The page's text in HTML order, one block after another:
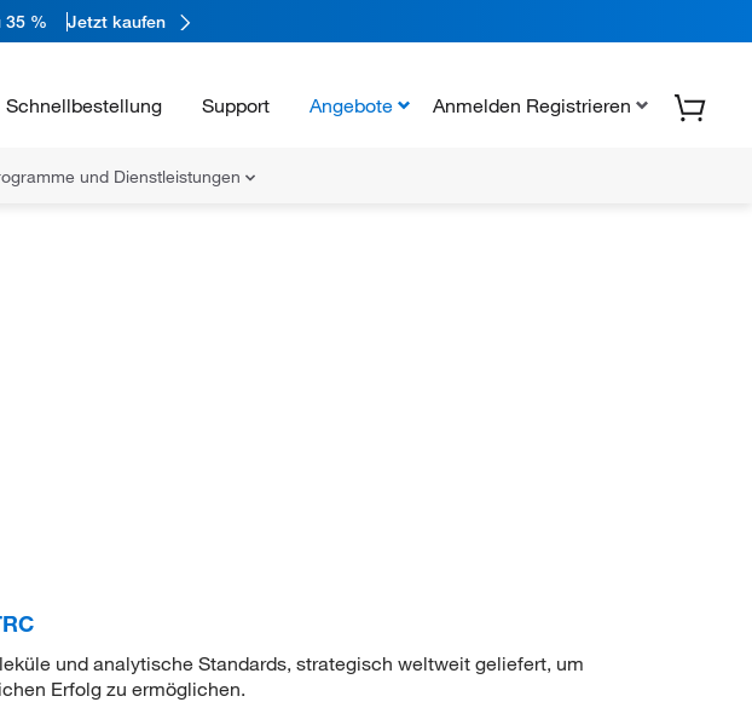
35 % Jetzt kaufen
Schnellbestellung Support Angebote Anmelden Registrieren
und Dienstleistungen
und analytische Standards, strategisch weltweit geliefert, um
Erfolg zu ermöglichen.